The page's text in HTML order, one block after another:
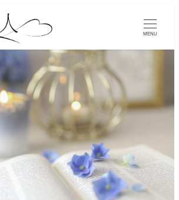
MENU